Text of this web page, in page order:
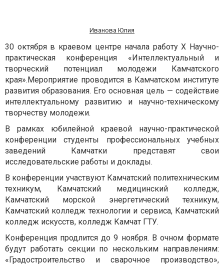
Иванова Юлия
30 октября в краевом центре начала работу X Научно-
практическая конференция «Интеллектуальный и
творческий потенциал молодежи Камчатского
края».Мероприятие проводится в Камчатском институте
развития образования. Его основная цель — содействие
интеллектуальному развитию и научно-техническому
творчеству молодежи.
В рамках юбилейной краевой научно-практической
конференции студенты профессиональных учебных
заведений Камчатки представят свои
исследовательские работы и доклады.
В конференции участвуют Камчатский политехническим
техникум, Камчатский медицинский колледж,
Камчатский морской энергетический техникум,
Камчатский колледж технологии и сервиса, Камчатский
колледж искусств, колледж Камчат ГТУ.
Конференция продлится до 9 ноября. В очном формате
будут работать секции по нескольким направлениям:
«Градостроительство и сварочное производство»,